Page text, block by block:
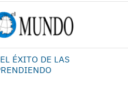
ÉXITO DE LAS